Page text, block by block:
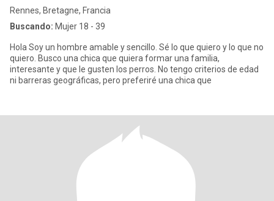
Rennes, Bretagne, Francia
Buscando: Mujer 18 - 39
Hola Soy un hombre amable y sencillo. Sé lo que quiero y lo que no
quiero. Busco una chica que quiera formar una familia,
interesante y que le gusten los perros. No tengo criterios de edad
ni barreras geográficas, pero preferiré una chica que